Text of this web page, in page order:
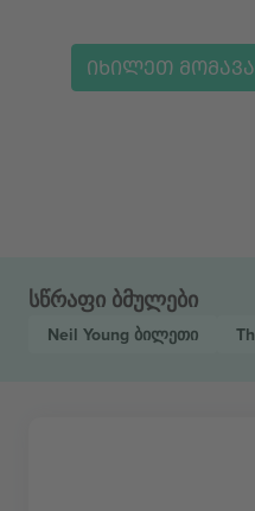
ᲘᲮᲘᲚᲔᲗ
სწრაფი ბმულები
Neil Young ბილეთი